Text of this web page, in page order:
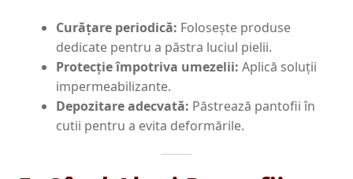
Curățare periodică: Folosește produse
dedicate pentru a păstra luciul pielii.
Protecție împotriva umezelii: Aplică soluții
impermeabilizante.
Depozitare adecvată: Păstrează pantofii în
cutii pentru a evita deformările.